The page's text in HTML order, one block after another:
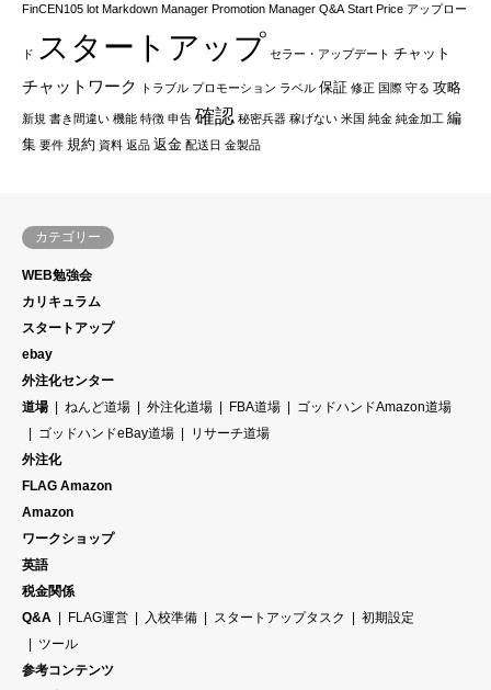
FinCEN105 lot Markdown Manager Promotion Manager Q&A Start Price アップロー
ド スタートアップ セラー・アップデート チャット
チャットワーク トラブル プロモーション ラベル 保証 修正 国際 守る 攻略
新規 書き間違い 機能 特徴 申告 確認 秘密兵器 稼げない 米国 純金 純金加工 編
集 要件 規約 資料 返品 返金 配送日 金製品
カテゴリー
WEB勉強会
カリキュラム
スタートアップ
ebay
外注化センター
道場
ねんど道場 外注化道場 FBA道場
ゴッドハンドAmazon道場
ゴッドハンドeBay道場
リサーチ道場
外注化
FLAG Amazon
Amazon
ワークショップ
英語
税金関係
Q&A
FLAG運営 入校準備 スタートアップタスク
初期設定
ツール
参考コンテンツ